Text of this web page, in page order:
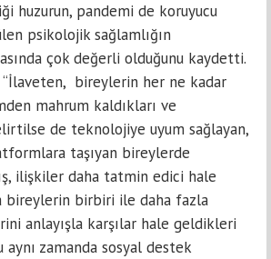
huzurun, pandemi de koruyucu
psikolojik sağlamlığın
çok değerli olduğunu kaydetti.
“İlaveten, bireylerin her ne kadar
mahrum kaldıkları ve
de teknolojiye uyum sağlayan,
taşıyan bireylerde
ilişkiler daha tatmin edici hale
bireylerin birbiri ile daha fazla
anlayışla karşılar hale geldikleri
aynı zamanda sosyal destek